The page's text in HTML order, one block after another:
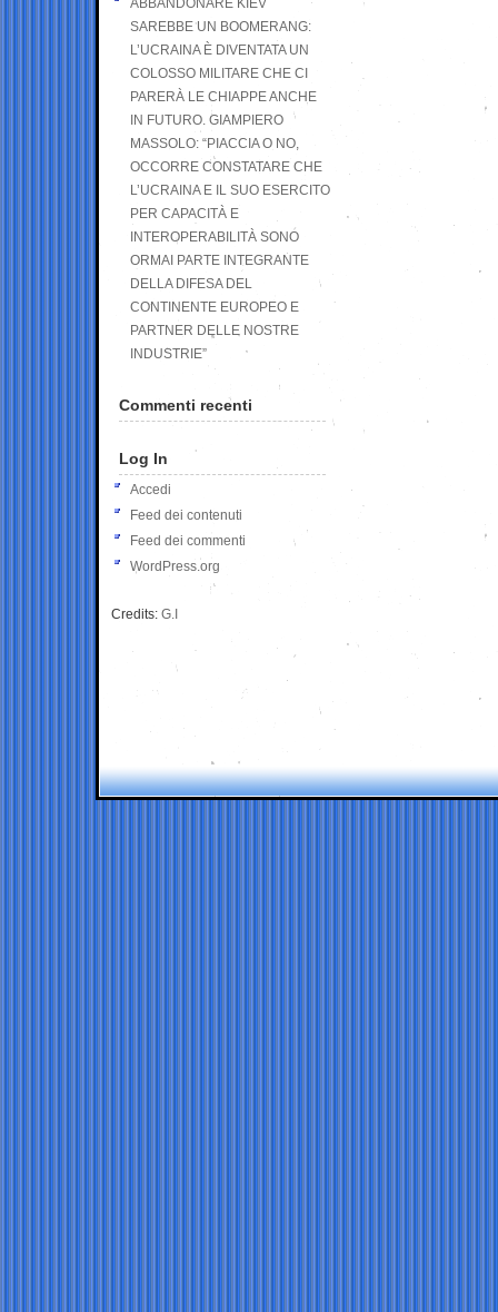
ABBANDONARE KIEV
SAREBBE UN BOOMERANG:
L’UCRAINA È DIVENTATA UN
COLOSSO MILITARE CHE CI
PARERÀ LE CHIAPPE ANCHE
IN FUTURO. GIAMPIERO
MASSOLO: “PIACCIA O NO,
OCCORRE CONSTATARE CHE
L’UCRAINA E IL SUO ESERCITO
PER CAPACITÀ E
INTEROPERABILITÀ SONO
ORMAI PARTE INTEGRANTE
DELLA DIFESA DEL
CONTINENTE EUROPEO E
PARTNER DELLE NOSTRE
INDUSTRIE”
Commenti recenti
Log In
Accedi
Feed dei contenuti
Feed dei commenti
WordPress.org
Credits: G.I